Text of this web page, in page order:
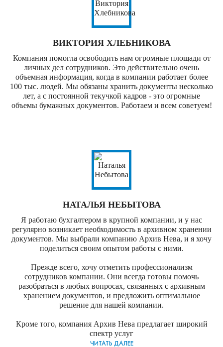
ВИКТОРИЯ ХЛЕБНИКОВА
Компания помогла освободить нам огромные площади от
личных дел сотрудников. Это действительно очень
объемная информация, когда в компании работает более
100 тыс. людей. Мы обязаны хранить документы несколько
лет, а с постоянной текучкой кадров - это огромные
объемы бумажных документов. Работаем и всем советуем!
НАТАЛЬЯ НЕБЫТОВА
Я работаю бухгалтером в крупной компании, и у нас
регулярно возникает необходимость в архивном хранении
документов. Мы выбрали компанию Архив Нева, и я хочу
поделиться своим опытом работы с ними.
Прежде всего, хочу отметить профессионализм
сотрудников компании. Они всегда готовы помочь
разобраться в любых вопросах, связанных с архивным
хранением документов, и предложить оптимальное
решение для нашей компании.
Кроме того, компания Архив Нева предлагает широкий
спектр услуг
ЧИТАТЬ ДАЛЕЕ